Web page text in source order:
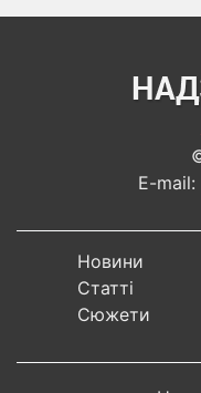
E-
Новини
Статті
Сюжети